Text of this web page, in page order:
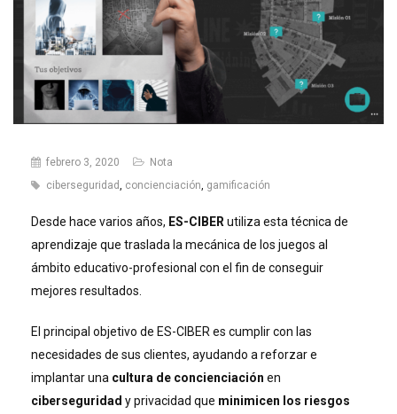
febrero 3, 2020
Nota
ciberseguridad, concienciación, gamificación
Desde hace varios años, ES-CIBER utiliza esta técnica de
aprendizaje que traslada la mecánica de los juegos al
ámbito educativo-profesional con el fin de conseguir
mejores resultados.
El principal objetivo de ES-CIBER es cumplir con las
necesidades de sus clientes, ayudando a reforzar e
implantar una cultura de concienciación en
ciberseguridad y privacidad que minimicen los riesgos